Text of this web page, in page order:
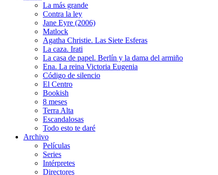
La más grande
Contra la ley
Jane Eyre (2006)
Matlock
Agatha Christie. Las Siete Esferas
La caza. Irati
La casa de papel. Berlín y la dama del armiño
Ena. La reina Victoria Eugenia
Código de silencio
El Centro
Bookish
8 meses
Terra Alta
Escandalosas
Todo esto te daré
Archivo
Películas
Series
Intérpretes
Directores